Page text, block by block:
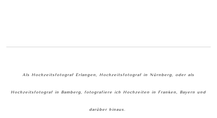
Als Hochzeitsfotograf Erlangen, Hochzeitsfotograf in Nürnberg, oder als
Hochzeitsfotograf in Bamberg, fotografiere ich Hochzeiten in Franken, Bayern und
darüber hinaus.